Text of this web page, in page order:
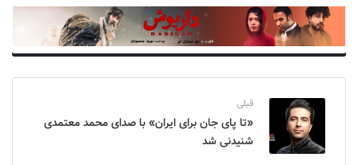
قبلی
«تا پای جان برای ایران» با صدای محمد معتمدی
شنیدنی شد